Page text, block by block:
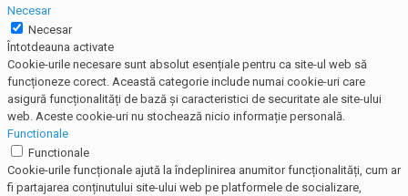
Necesar
Necesar
Întotdeauna activate
Cookie-urile necesare sunt absolut esențiale pentru ca site-ul web să
funcționeze corect. Această categorie include numai cookie-uri care
asigură funcționalități de bază și caracteristici de securitate ale site-ului
web. Aceste cookie-uri nu stochează nicio informație personală.
Functionale
Functionale
Cookie-urile funcționale ajută la îndeplinirea anumitor funcționalități, cum ar
fi partajarea conținutului site-ului web pe platformele de socializare,